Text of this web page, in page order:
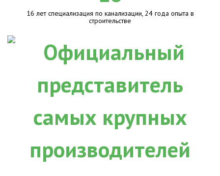
16 лет специализация по канализации, 24 года опыта в
строительстве